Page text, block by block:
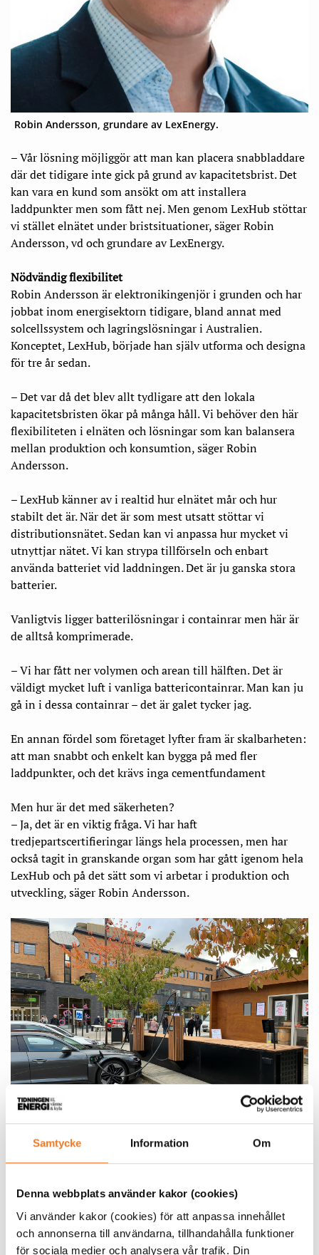
Samtycke Information Om
Denna webbplats använder kakor (cookies)
Vi använder kakor (cookies) för att anpassa innehållet
och annonserna till användarna, tillhandahålla funktioner
för sociala medier och analysera vår trafik. Din
Robin Andersson, grundare av LexEnergy.
– Vår lösning möjliggör att man kan placera snabbladdare
där det tidigare inte gick på grund av kapacitetsbrist. Det
kan vara en kund som ansökt om att installera
laddpunkter men som fått nej. Men genom LexHub stöttar
vi stället elnätet under bristsituationer, säger Robin
Andersson, vd och grundare av LexEnergy.
Nödvändig flexibilitet
Robin Andersson är elektronikingenjör i grunden och har
jobbat inom energisektorn tidigare, bland annat med
solcellssystem och lagringslösningar i Australien.
Konceptet, LexHub, började han själv utforma och designa
för tre år sedan.
– Det var då det blev allt tydligare att den lokala
kapacitetsbristen ökar på många håll. Vi behöver den här
flexibiliteten i elnäten och lösningar som kan balansera
mellan produktion och konsumtion, säger Robin
Andersson.
– LexHub känner av i realtid hur elnätet mår och hur
stabilt det är. När det är som mest utsatt stöttar vi
distributionsnätet. Sedan kan vi anpassa hur mycket vi
utnyttjar nätet. Vi kan strypa tillförseln och enbart
använda batteriet vid laddningen. Det är ju ganska stora
batterier.
Vanligtvis ligger batterilösningar i containrar men här är
de alltså komprimerade.
– Vi har fått ner volymen och arean till hälften. Det är
väldigt mycket luft i vanliga battericontainrar. Man kan ju
gå in i dessa containrar – det är galet tycker jag.
En annan fördel som företaget lyfter fram är skalbarheten:
att man snabbt och enkelt kan bygga på med fler
laddpunkter, och det krävs inga cementfundament
Men hur är det med säkerheten?
– Ja, det är en viktig fråga. Vi har haft
tredjepartscertifieringar längs hela processen, men har
också tagit in granskande organ som har gått igenom hela
LexHub och på det sätt som vi arbetar i produktion och
utveckling, säger Robin Andersson.
Under bänkytan finns ett batterilager. Foto: Björn Nilsson.
Samarbete med Ellevio
I december 2022 fick LexEnergy ett innovationsbidrag på
3 miljoner kronor från Energimyndigheten. I
bidragsmotiveringen skriver myndigheten bland annat att